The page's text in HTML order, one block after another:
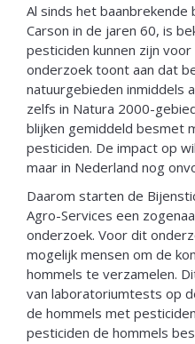
Al sinds het baanbrekende
Carson in de jaren 60, is
pesticiden kunnen zijn
onderzoek toont aan dat
natuurgebieden inmiddels
zelfs in Natura 2000-
blijken gemiddeld besmet
pesticiden. De impact op
maar in Nederland nog
Daarom starten de
Agro-Services een
onderzoek. Voor dit
mogelijk mensen om de
hommels te verzamelen.
van laboratoriumtests op
de hommels met
pesticiden de hommels